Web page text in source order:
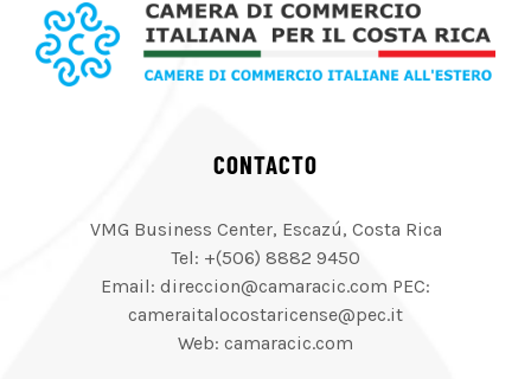
CONTACTO
VMG Business Center, Escazú, Costa Rica
Tel: +(506) 8882 9450
Email: direccion@camaracic.com PEC:
cameraitalocostaricense@pec.it
Web: camaracic.com